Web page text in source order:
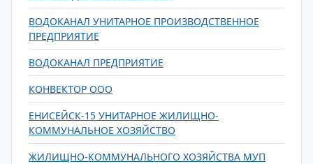
ВОДОКАНАЛ УНИТАРНОЕ ПРОИЗВОДСТВЕННОЕ
ПРЕДПРИЯТИЕ
ВОДОКАНАЛ ПРЕДПРИЯТИЕ
КОНВЕКТОР ООО
ЕНИСЕЙСК-15 УНИТАРНОЕ ЖИЛИЩНО-
КОММУНАЛЬНОЕ ХОЗЯЙСТВО
ЖИЛИЩНО-КОММУНАЛЬНОГО ХОЗЯЙСТВА МУП